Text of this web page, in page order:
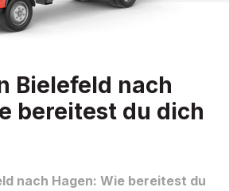
Bielefeld nach
bereitest du dich
nach Hagen: Wie bereitest du